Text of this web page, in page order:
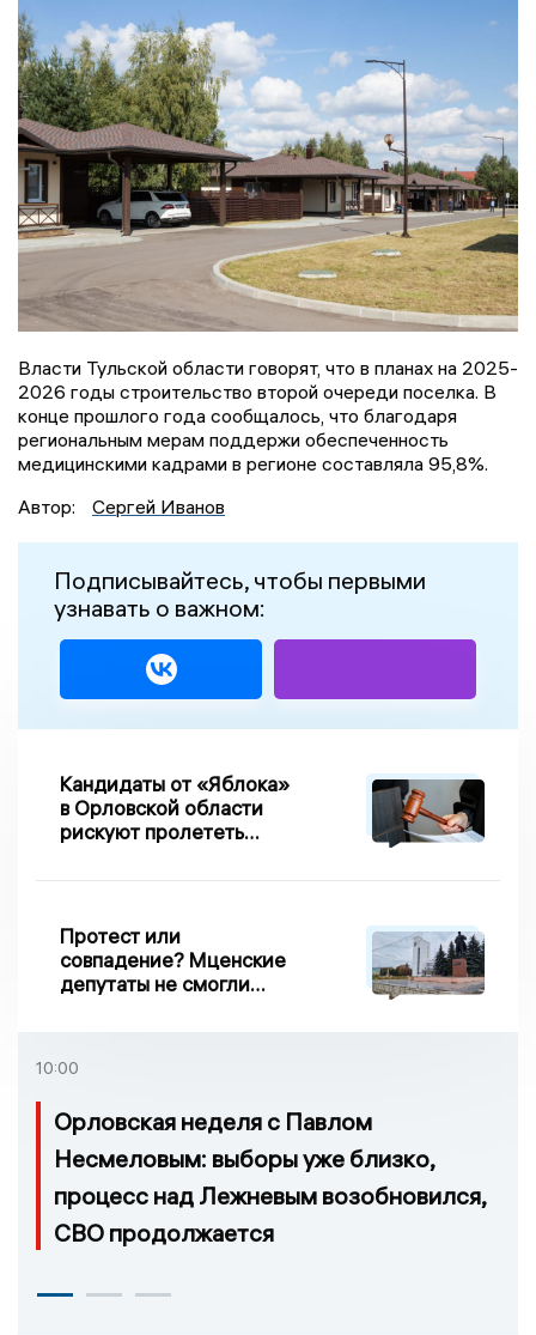
Власти Тульской области говорят, что в планах на 2025-
2026 годы строительство второй очереди поселка. В
конце прошлого года сообщалось, что благодаря
региональным мерам поддержи обеспеченность
медицинскими кадрами в регионе составляла 95,8%.
Автор:
Сергей Иванов
Подписывайтесь, чтобы первыми
узнавать о важном:
Кандидаты от «Яблока»
в Орловской области
рискуют пролететь
Протест или
совпадение? Мценские
депутаты не смогли
10:00
Орловская неделя с Павлом
Несмеловым: выборы уже близко,
процесс над Лежневым возобновился,
СВО продолжается